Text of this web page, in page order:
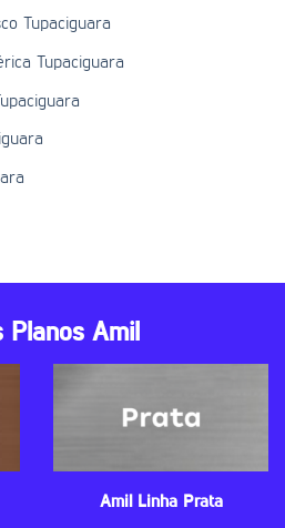
Tupaciguara
Tupaciguara
Planos Amil
Amil Linha Prata